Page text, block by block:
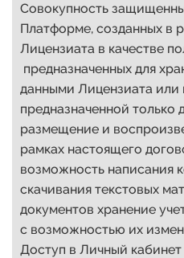
Совокупность
Платформе, созданных в
Лицензиата в качестве
предназначенных для
данными Лицензиата
предназначенной только
размещение и
рамках настоящего
возможность написания
скачивания текстовых
документов хранение
с возможностью их
Доступ в Личный кабинет